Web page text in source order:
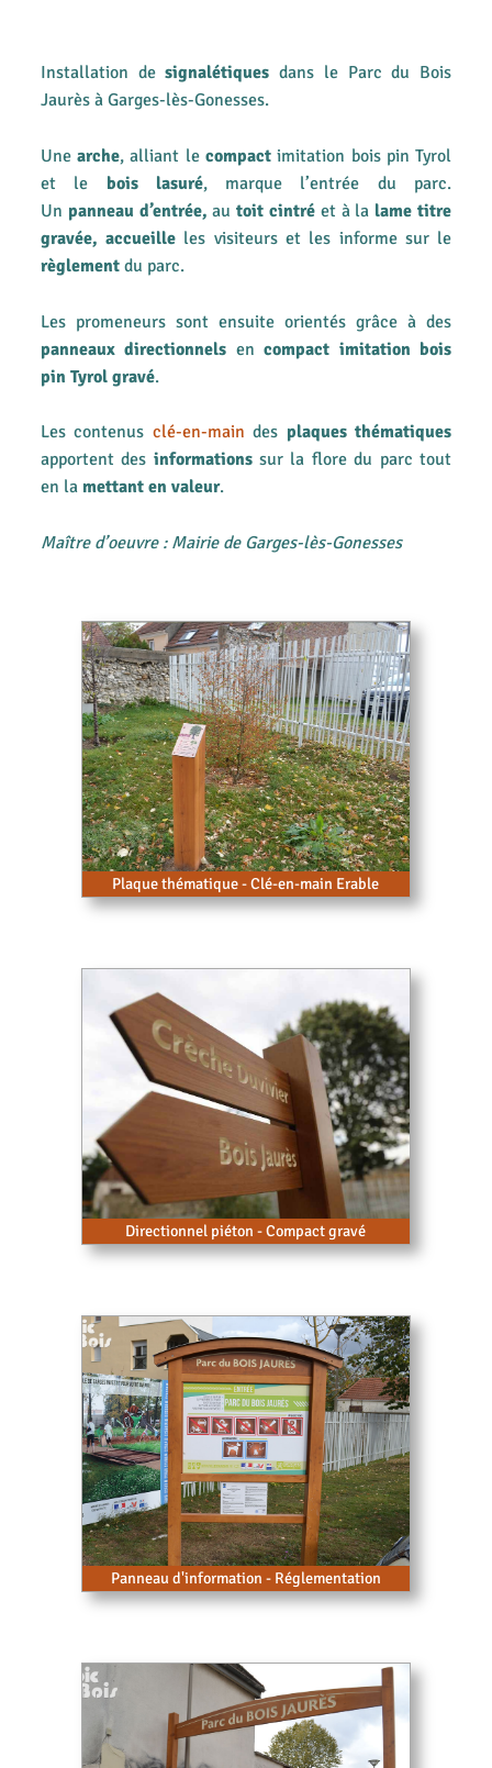
Installation designalétiques dans le Parc du Bois
Jaurès à Garges-lès-Gonesses.
Unearche, alliant le compact imitation bois pin Tyrol
et le bois lasuré, marque l’entrée du parc.
Un panneau d’entrée, autoit cintré et à la lame titre
gravée, accueille les visiteurs et les informe sur le
règlementdu parc.
Les promeneurs sont ensuite orientés grâce à des
panneaux directionnels encompact imitation bois
pin Tyrol gravé.
Les contenus clé-en-main des plaques thématiques
apportent des informationssur la flore du parc tout
en la mettant en valeur.
Maître d’oeuvre : Mairie de Garges-lès-Gonesses
Plaque thématique - Clé-en-main Erable
Directionnel piéton - Compact gravé
Panneau d'information - Réglementation